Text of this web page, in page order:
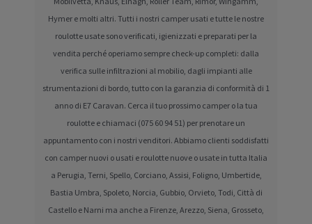
Hymer e molti altri. Tutti i nostri camper usati e tutte le nostre
roulotte usate sono verificati, igienizzati e preparati per la
vendita perché operiamo sempre check-up completi: dalla
verifica sulle infiltrazioni al mobilio, dagli impianti alle
strumentazioni di bordo, tutto con la garanzia di conformità di 1
anno di E7 Caravan. Cerca il tuo prossimo camper o la tua
roulotte e chiamaci (075 60 94 51) per prenotare un
appuntamento con i nostri venditori. Abbiamo clienti soddisfatti
con camper nuovi o usati e roulotte nuove o usate in tutta Italia
a Perugia, Terni, Spello, Corciano, Assisi, Foligno, Umbertide,
Bastia Umbra, Spoleto, Norcia, Gubbio, Orvieto, Todi, Città di
Castello e Narni ma anche a Firenze, Arezzo, Siena, Grosseto,